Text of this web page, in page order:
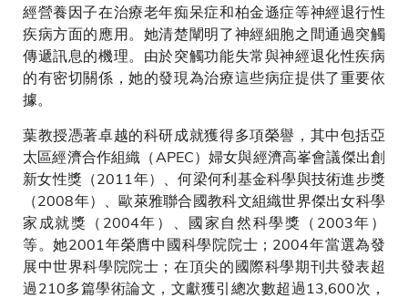
經營養因子在治療老年痴呆症和柏金遜症等神經退行性
疾病方面的應用。她清楚闡明了神經細胞之間通過突觸
傳遞訊息的機理。由於突觸功能失常與神經退化性疾病
的有密切關係，她的發現為治療這些病症提供了重要依
據。
葉教授憑著卓越的科研成就獲得多項榮譽，其中包括亞
太區經濟合作組織（APEC）婦女與經濟高峯會議傑出創
新女性獎（2011年）、何梁何利基金科學與技術進步獎
（2008年）、歐萊雅聯合國教科文組織世界傑出女科學
家成就獎（2004年）、國家自然科學獎（2003年）
等。她2001年榮膺中國科學院院士；2004年當選為發
展中世界科學院院士；在頂尖的國際科學期刊共發表超
過210多篇學術論文，文獻獲引總次數超過13,600次，